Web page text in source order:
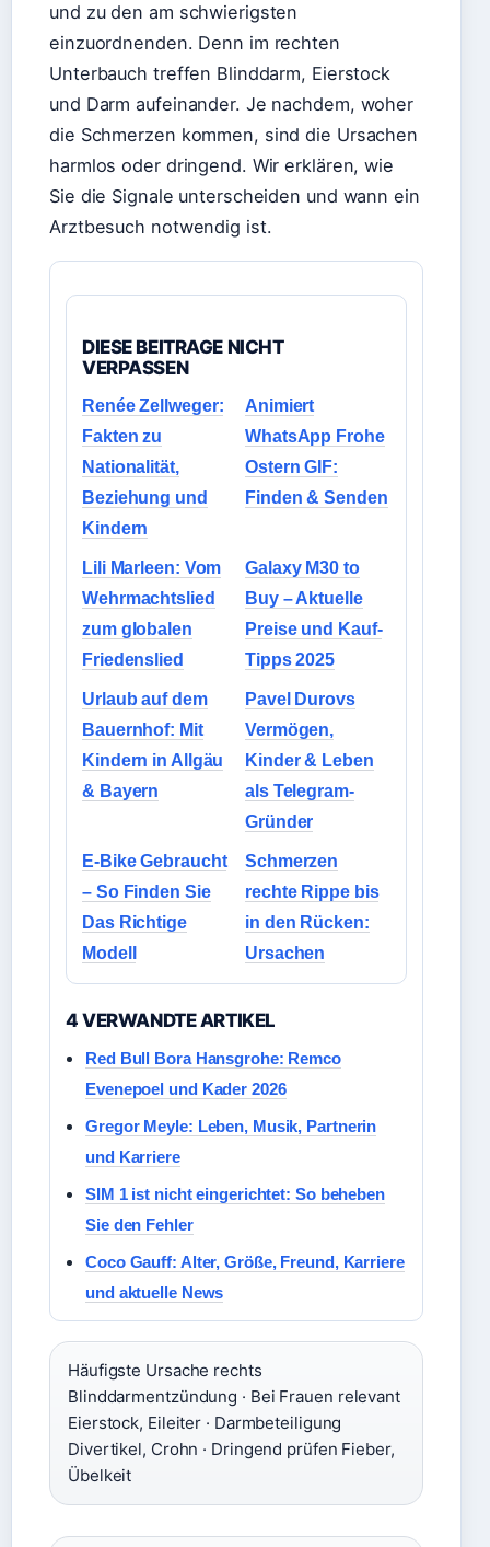
und zu den am schwierigsten
einzuordnenden. Denn im rechten
Unterbauch treffen Blinddarm, Eierstock
und Darm aufeinander. Je nachdem, woher
die Schmerzen kommen, sind die Ursachen
harmlos oder dringend. Wir erklären, wie
Sie die Signale unterscheiden und wann ein
Arztbesuch notwendig ist.
DIESE BEITRAGE NICHT
VERPASSEN
Renée Zellweger:
Fakten zu
Nationalität,
Beziehung und
Kindern
Animiert
WhatsApp Frohe
Ostern GIF:
Finden & Senden
Lili Marleen: Vom
Wehrmachtslied
zum globalen
Friedenslied
Galaxy M30 to
Buy – Aktuelle
Preise und Kauf-
Tipps 2025
Urlaub auf dem
Bauernhof: Mit
Kindern in Allgäu
& Bayern
Pavel Durovs
Vermögen,
Kinder & Leben
als Telegram-
Gründer
E-Bike Gebraucht
– So Finden Sie
Das Richtige
Modell
Schmerzen
rechte Rippe bis
in den Rücken:
Ursachen
4 VERWANDTE ARTIKEL
Red Bull Bora Hansgrohe: Remco
Evenepoel und Kader 2026
Gregor Meyle: Leben, Musik, Partnerin
und Karriere
SIM 1 ist nicht eingerichtet: So beheben
Sie den Fehler
Coco Gauff: Alter, Größe, Freund, Karriere
und aktuelle News
Häufigste Ursache rechts
Blinddarmentzündung · Bei Frauen relevant
Eierstock, Eileiter · Darmbeteiligung
Divertikel, Crohn · Dringend prüfen Fieber,
Übelkeit